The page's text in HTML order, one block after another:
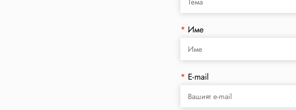
* Име
* E-mail